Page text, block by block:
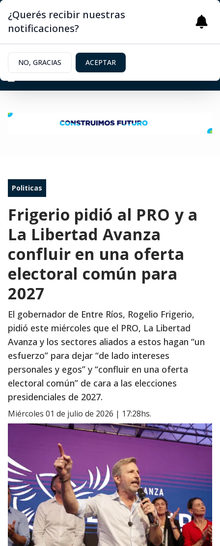
Politicas
Frigerio pidió al PRO y a
La Libertad Avanza
confluir en una oferta
electoral común para
2027
El gobernador de Entre Ríos, Rogelio Frigerio,
pidió este miércoles que el PRO, La Libertad
Avanza y los sectores aliados a estos hagan “un
esfuerzo” para dejar “de lado intereses
personales y egos” y “confluir en una oferta
electoral común” de cara a las elecciones
presidenciales de 2027.
miércoles 01 de julio de 2026 | 17:28hs.
¿Querés recibir nuestras
notificaciones?
NO, GRACIAS ACEPTAR